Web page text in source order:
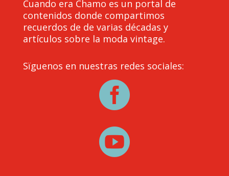
Cuando era Chamo es un portal de
contenidos donde compartimos
recuerdos de de varias décadas y
artículos sobre la moda vintage.
Sïguenos en nuestras redes sociales:

